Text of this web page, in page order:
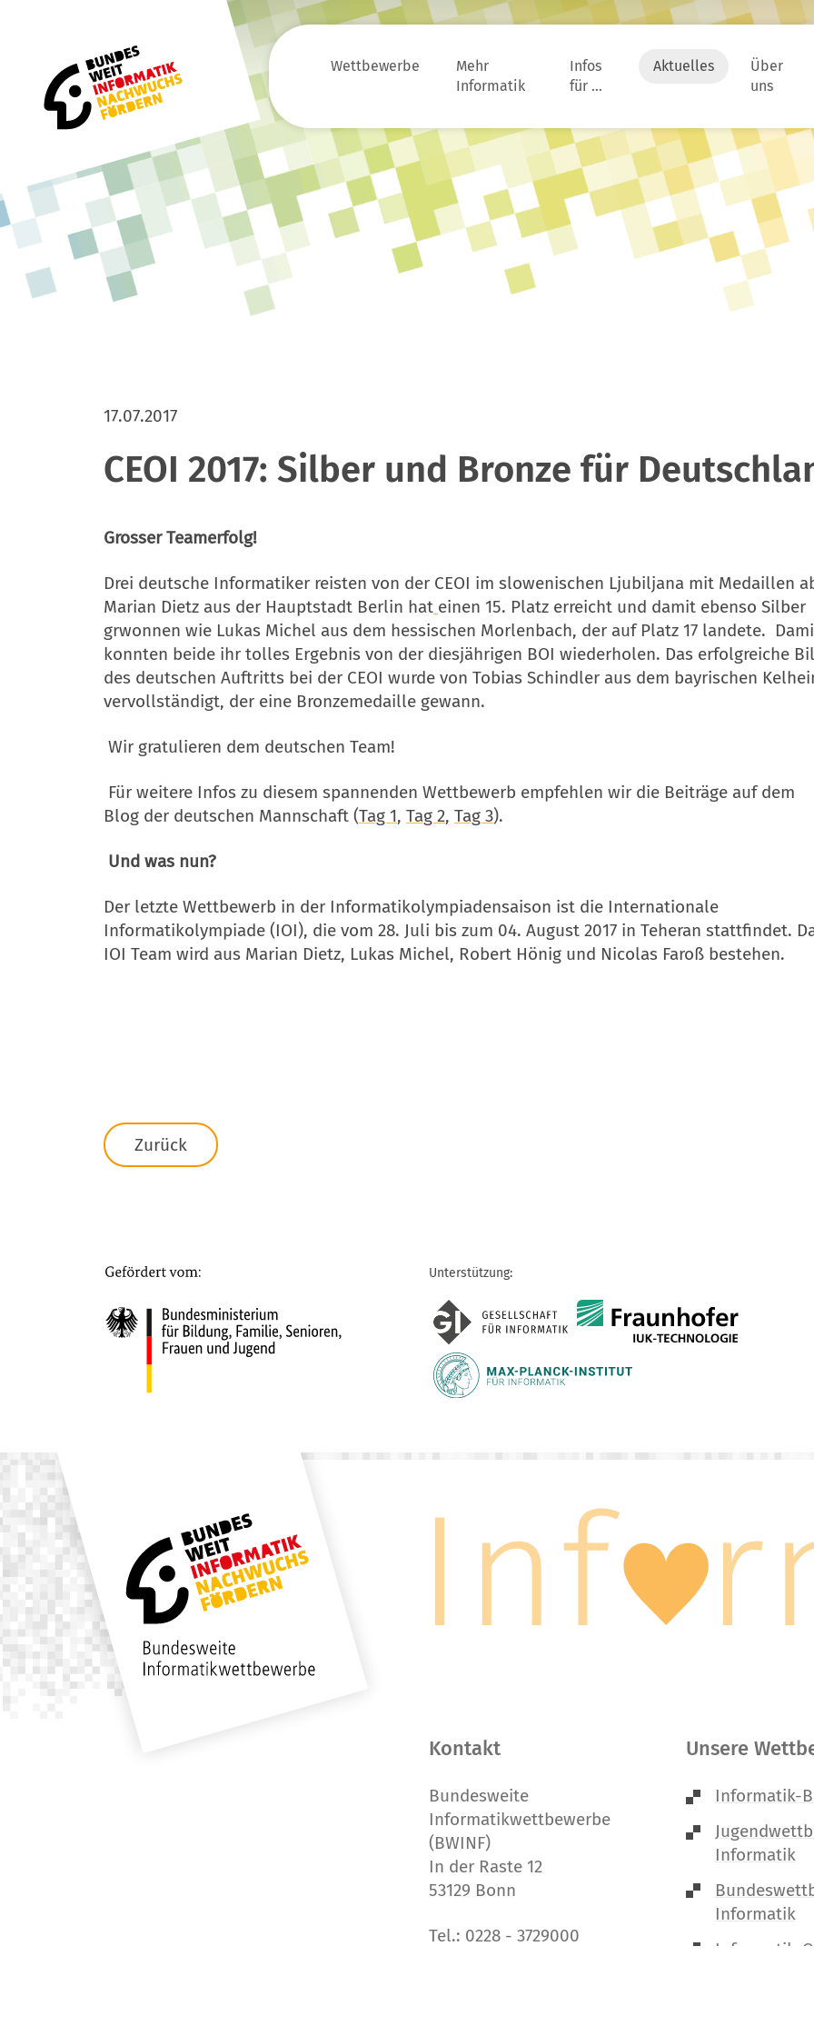
Wettbewerbe
Mehr
Informatik
Infos
für …
Aktuelles
Über
uns
17.07.2017
CEOI 2017: Silber und Bronze für
Grosser Teamerfolg!
Drei deutsche Informatiker reisten von der CEOI im slowenischen Ljubiljana mit Medaillen
Marian Dietz aus der Hauptstadt Berlin hat einen 15. Platz erreicht und damit ebenso Silber
grwonnen wie Lukas Michel aus dem hessischen Morlenbach, der auf Platz 17 landete.
konnten beide ihr tolles Ergebnis von der diesjährigen BOI wiederholen. Das erfolgreiche
des deutschen Auftritts bei der CEOI wurde von Tobias Schindler aus dem bayrischen
vervollständigt, der eine Bronzemedaille gewann.
Wir gratulieren dem deutschen Team!
Für weitere Infos zu diesem spannenden Wettbewerb empfehlen wir die Beiträge auf dem
Blog der deutschen Mannschaft (Tag 1, Tag 2, Tag 3).
Und was nun?
Der letzte Wettbewerb in der Informatikolympiadensaison ist die Internationale
Informatikolympiade (IOI), die vom 28. Juli bis zum 04. August 2017 in Teheran stattfindet.
IOI Team wird aus Marian Dietz, Lukas Michel, Robert Hönig und Nicolas Faroß bestehen.
Zurück
Unterstützung:
Kontakt
Bundesweite
Informatikwettbewerbe
(BWINF)
In der Raste 12
53129 Bonn
Tel.: 0228 - 3729000
Unsere
Informatik-
Informatik
Informatik
Informatik-